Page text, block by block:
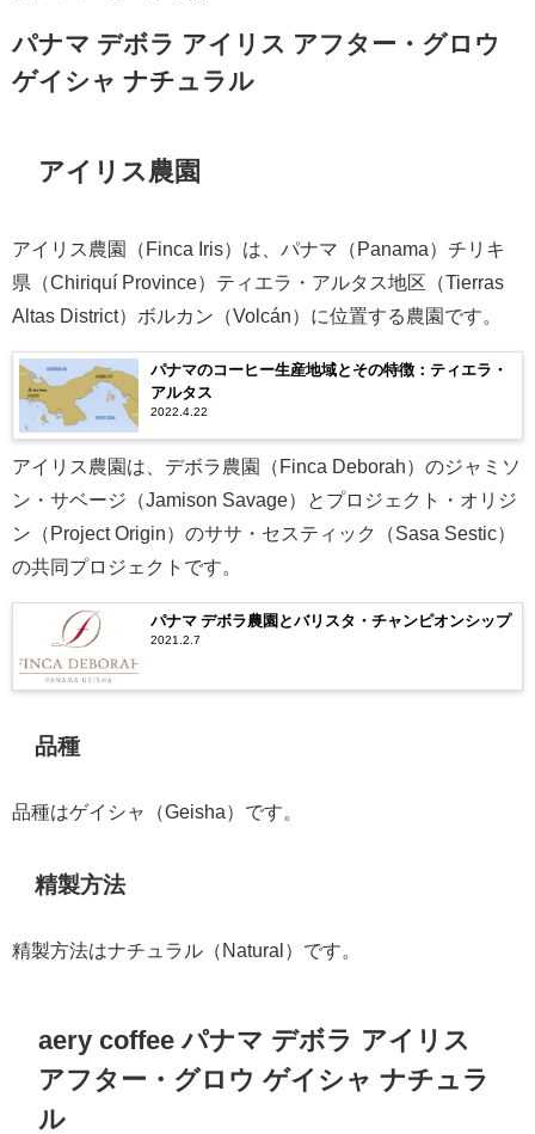
パナマ デボラ アイリス アフター・グロウ
ゲイシャ ナチュラル
アイリス農園
アイリス農園（Finca Iris）は、パナマ（Panama）チリキ
県（Chiriquí Province）ティエラ・アルタス地区（Tierras
Altas District）ボルカン（Volcán）に位置する農園です。
パナマのコーヒー生産地域とその特徴：ティエラ・
アルタス
2022.4.22
アイリス農園は、デボラ農園（Finca Deborah）のジャミソ
ン・サベージ（Jamison Savage）とプロジェクト・オリジ
ン（Project Origin）のササ・セスティック（Sasa Sestic）
の共同プロジェクトです。
パナマ デボラ農園とバリスタ・チャンピオンシップ
2021.2.7
品種
品種はゲイシャ（Geisha）です。
精製方法
精製方法はナチュラル（Natural）です。
aery coffee パナマ デボラ アイリス
アフター・グロウ ゲイシャ ナチュラ
ル